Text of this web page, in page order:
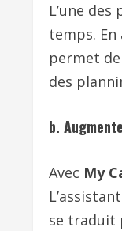
L’une
temps.
permet
des
b.
Avec My
se traduit